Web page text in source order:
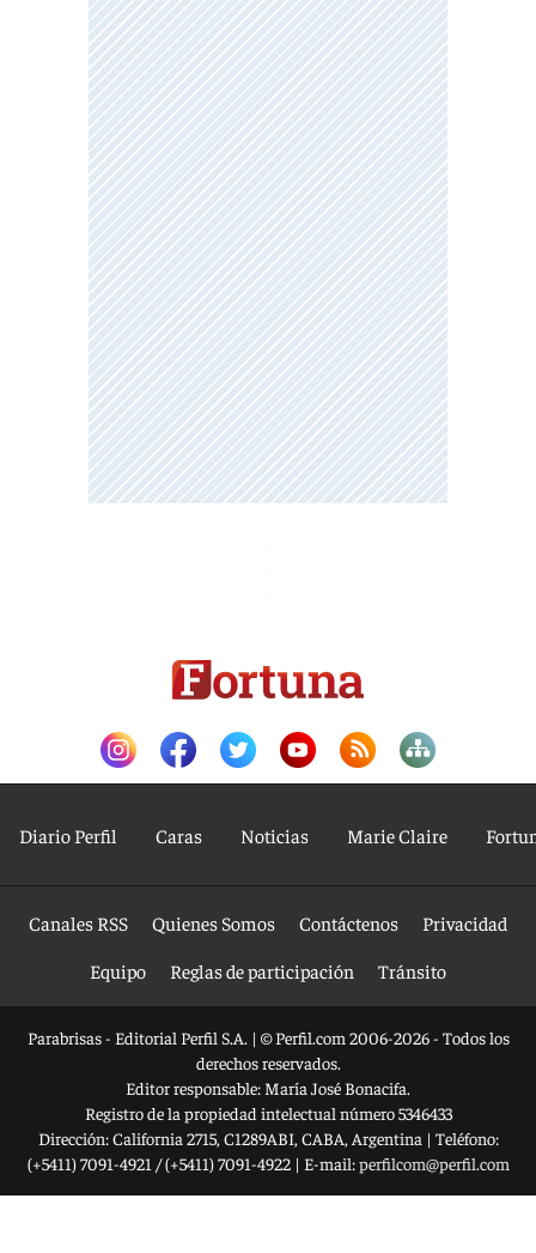
Diario Perfil Caras Noticias Marie Claire
Canales RSS Quienes Somos Contáctenos
Privacidad
Equipo
Reglas de participación Tránsito
Parabrisas - Editorial Perfil S.A. | © Perfil.com 2006-2026 - Todos los
derechos reservados.
Editor responsable: María José Bonacifa.
Registro de la propiedad intelectual número 5346433
Dirección:California 2715, C1289ABI, CABA, Argentina | Teléfono:
(+5411) 7091-4921 /(+5411) 7091-4922| E-mail:perfilcom@perfil.com